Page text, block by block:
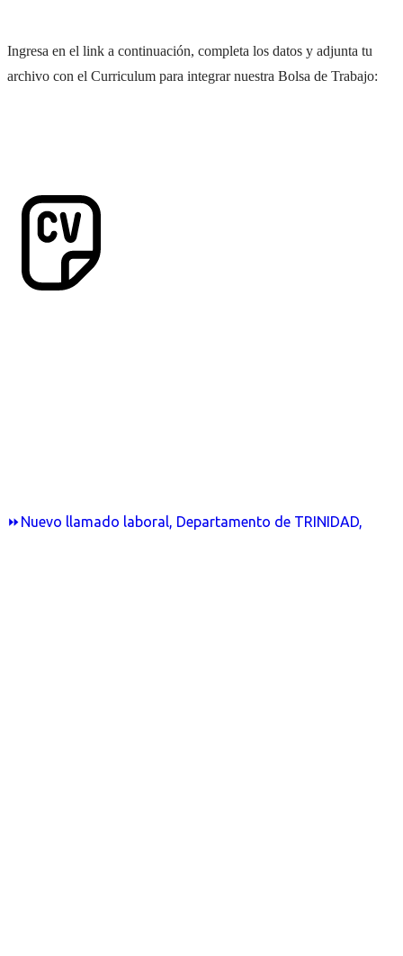
⏩Nuevo llamado laboral, Departamento de TRINIDAD,
Ingresa en el link a continuación, completa los datos y adjunta tu
archivo con el Curriculum para integrar nuestra Bolsa de Trabajo: